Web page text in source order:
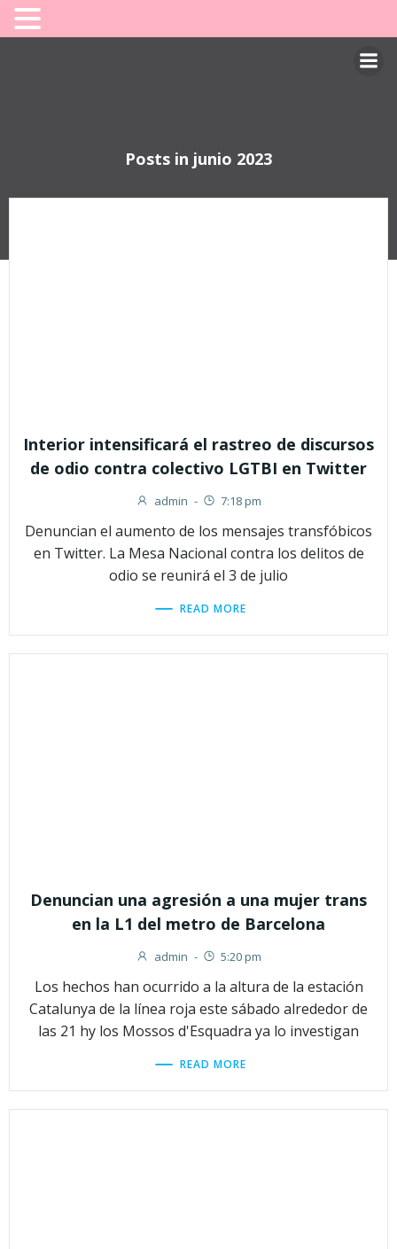
Posts in junio 2023
Interior intensificará el rastreo de discursos
de odio contra colectivo LGTBI en Twitter
admin - 7:18 pm
Denuncian el aumento de los mensajes transfóbicos
en Twitter. La Mesa Nacional contra los delitos de
odio se reunirá el 3 de julio
READ MORE
Denuncian una agresión a una mujer trans
en la L1 del metro de Barcelona
admin - 5:20 pm
Los hechos han ocurrido a la altura de la estación
Catalunya de la línea roja este sábado alrededor de
las 21 hy los Mossos d'Esquadra ya lo investigan
READ MORE